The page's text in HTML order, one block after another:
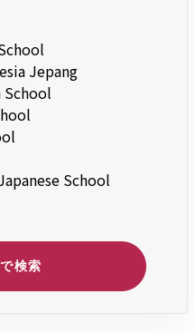
Jepang
School
School
検索